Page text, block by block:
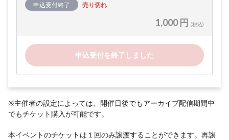
申込受付終了 売り切れ
1,000 円 (税込)
申込受付を終了しました
※主催者の設定によっては、開催日後でもアーカイブ配信期間中
でもチケット購入が可能です。
本イベントのチケットは１回のみ譲渡することができます。再譲